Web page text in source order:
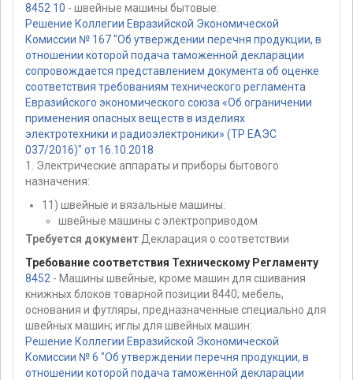
8452 10 - швейные машины бытовые:
Решение Коллегии Евразийской Экономической
Комиссии № 167 "Об утверждении перечня продукции, в
отношении которой подача таможенной декларации
сопровождается представлением документа об оценке
соответствия требованиям технического регламента
Евразийского экономического союза «Об ограничении
применения опасных веществ в изделиях
электротехники и радиоэлектроники» (ТР ЕАЭС
037/2016)" от 16.10.2018
1. Электрические аппараты и приборы бытового
назначения:
11) швейные и вязальные машины:
швейные машины с электроприводом
Требуется документ Декларация о соответствии
Требование соответствия Техническому Регламенту
8452 - Машины швейные, кроме машин для сшивания
книжных блоков товарной позиции 8440; мебель,
основания и футляры, предназначенные специально для
швейных машин; иглы для швейных машин:
Решение Коллегии Евразийской Экономической
Комиссии № 6 "Об утверждении перечня продукции, в
отношении которой подача таможенной декларации